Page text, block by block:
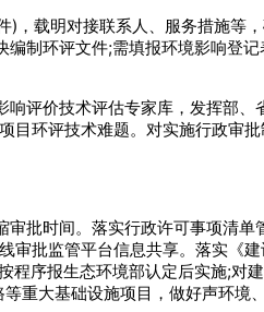
)，载明对接联系人、服务措施等
制环评文件;需填报环境影响登
评价技术评估专家库，发挥部、
目环评技术难题。对实施行政审
批时间。落实行政许可事项清单
审批监管平台信息共享。落实《
序报生态环境部认定后实施;对
重大基础设施项目，做好声环境